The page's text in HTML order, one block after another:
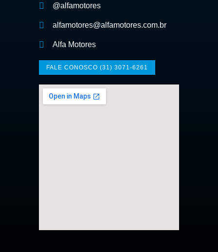
@alfamotores
alfamotores@alfamotores.com.br
Alfa Motores
FALE CONOSCO (31) 3071-6261